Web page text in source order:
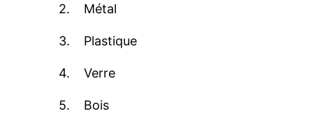
2. Métal
3. Plastique
4. Verre
5. Bois